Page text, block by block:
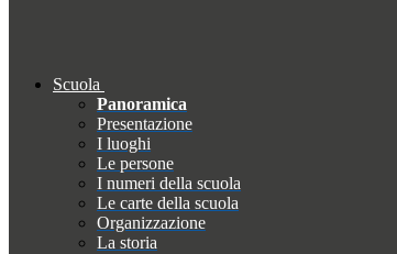
Scuola
Panoramica
Presentazione
I luoghi
Le persone
I numeri della scuola
Le carte della scuola
Organizzazione
La storia